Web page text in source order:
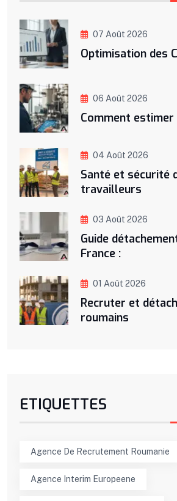
07 Août 2026
Optimisation des
06 Août 2026
Comment estimer
04 Août 2026
Santé et sécurité
travailleurs
03 Août 2026
Guide
France :
01 Août 2026
Recruter et
roumains
ETIQUETTES
Agence De Recrutement Roumanie
Agence Interim Europeene